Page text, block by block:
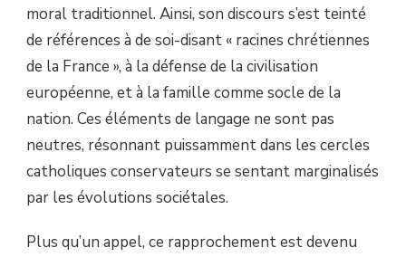
moral traditionnel. Ainsi, son discours s’est teinté
de références à de soi-disant « racines chrétiennes
de la France », à la défense de la civilisation
européenne, et à la famille comme socle de la
nation. Ces éléments de langage ne sont pas
neutres, résonnant puissamment dans les cercles
catholiques conservateurs se sentant marginalisés
par les évolutions sociétales.
Plus qu’un appel, ce rapprochement est devenu